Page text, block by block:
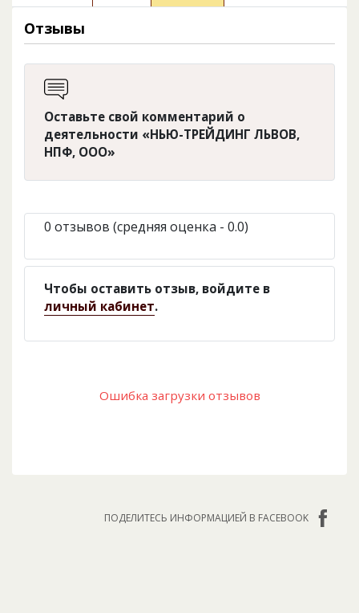
Отзывы
Оставьте свой комментарий о
деятельности «НЬЮ-ТРЕЙДИНГ ЛЬВОВ,
НПФ, ООО»
0 отзывов (средняя оценка - 0.0)
Чтобы оставить отзыв, войдите в
личный кабинет.
Ошибка загрузки отзывов
ПОДЕЛИТЕСЬ ИНФОРМАЦИЕЙ В FACEBOOK